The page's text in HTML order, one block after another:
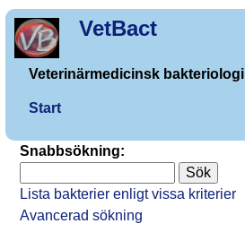
VetBact
Veterinärmedicinsk bakteriologi
Start
Snabbsökning:
Lista bakterier enligt vissa kriterier
Avancerad sökning